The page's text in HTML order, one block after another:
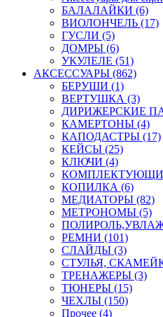
БАЛАЛАЙКИ (6)
ВИОЛОНЧЕЛЬ (17)
ГУСЛИ (5)
ДОМРЫ (6)
УКУЛЕЛЕ (51)
АКСЕССУАРЫ (862)
БЕРУШИ (1)
ВЕРТУШКА (3)
ДИРИЖЕРСКИЕ
КАМЕРТОНЫ (4)
КАПОДАСТРЫ (17)
КЕЙСЫ (25)
КЛЮЧИ (4)
КОПИЛКА (6)
МЕДИАТОРЫ (82)
МЕТРОНОМЫ (5)
РЕМНИ (101)
СЛАЙДЫ (3)
СТУЛЬЯ,
ТРЕНАЖЕРЫ (3)
ТЮНЕРЫ (15)
ЧЕХЛЫ (150)
Прочее (4)